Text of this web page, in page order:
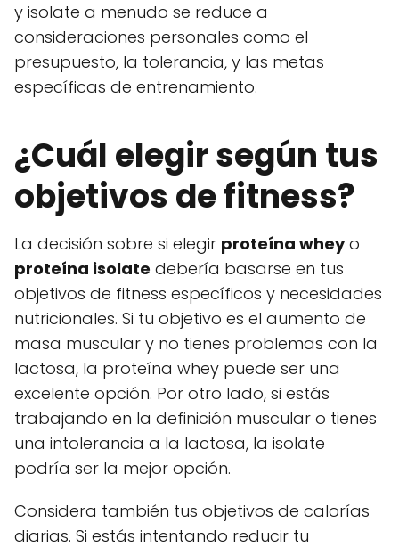
y isolate a menudo se reduce a
consideraciones personales como el
presupuesto, la tolerancia, y las metas
específicas de entrenamiento.
¿Cuál elegir según tus
objetivos de fitness?
La decisión sobre si elegir proteína wheyo
proteína isolate debería basarse en tus
objetivos de fitness específicos y necesidades
nutricionales. Si tu objetivo es el aumento de
masa muscular y no tienes problemas con la
lactosa, la proteína whey puede ser una
excelente opción. Por otro lado, si estás
trabajando en la definición muscular o tienes
una intolerancia a la lactosa, la isolate
podría ser la mejor opción.
Considera también tus objetivos de calorías
diarias. Si estás intentando reducir tu